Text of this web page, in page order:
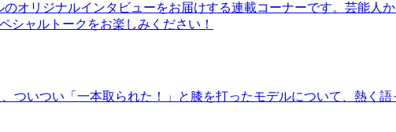
オリジナルインタビューをお届けする連載コーナーです。芸能人
シャルトークをお楽しみください！
いつい「一本取られた！」と膝を打ったモデルについて、熱く語